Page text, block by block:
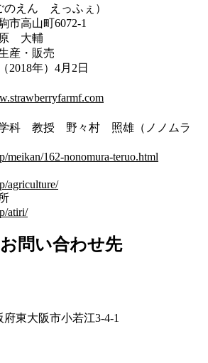
のえん えっふぇ）
高山町6072-1
大輔
産・販売
年）4月2日
科 教授 野々村 照雄（ノノムラ
meikan/162-nonomura-teruo.html
agriculture/
atiri/
問い合わせ先
府東大阪市小若江3-4-1